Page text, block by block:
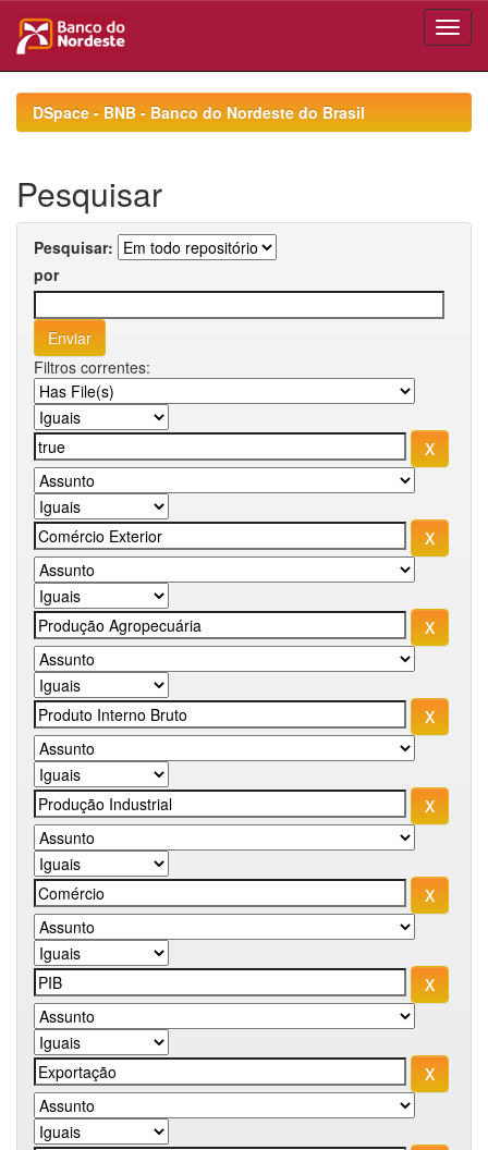
navigationDSpace - BNB - Banco do Nordeste do Brasil
Pesquisar
Pesquisar:
por
Filtros correntes: